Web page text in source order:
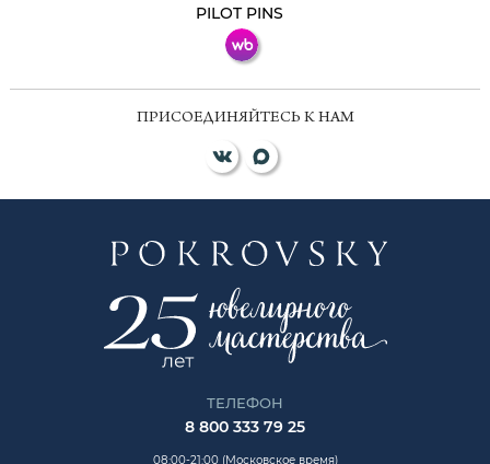
PILOT PINS
ПРИСОЕДИНЯЙТЕСЬ К НАМ
ТЕЛЕФОН
8 800 333 79 25
08:00-21:00 (Московское время)